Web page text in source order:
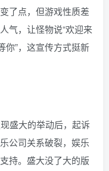
了点，但游戏性质差
气，让怪物说“欢迎来
你”，这宣传方式挺新
盛大的举动后，起诉
公司关系破裂，娱乐
持。盛大没了大的版